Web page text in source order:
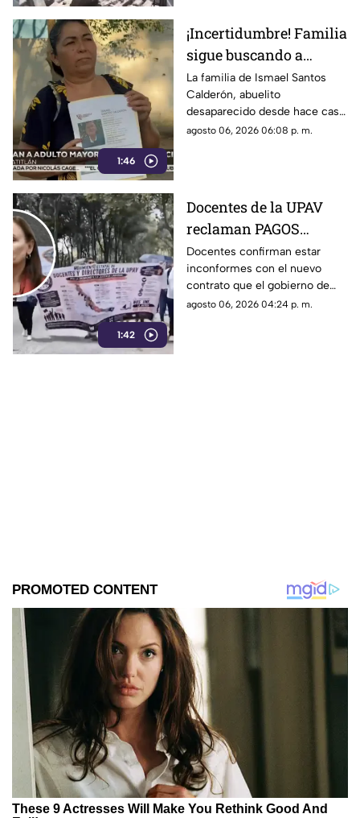
1:46
¡Incertidumbre! Familia
sigue buscando a
abuelito a casi un mes
de desaparecido en
Veracruz
La familia de Ismael Santos
Calderón, abuelito
desaparecido desde hace casi
un mes en Minatitlán,
agosto 06, 2026 06:08 p. m.
1:42
Docentes de la UPAV
reclaman PAGOS
PENDIENTES a Rocío
Nahle
Docentes confirman estar
inconformes con el nuevo
contrato que el gobierno de
Rocío Nahle les está
agosto 06, 2026 04:24 p. m.